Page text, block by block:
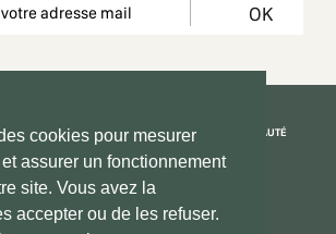
cookies pour mesurer
assurer un fonctionnement
site. Vous avez la
accepter ou de les refuser.
OK
place.fr
solution
REJOIGNEZ LA COMMUNAUTÉ